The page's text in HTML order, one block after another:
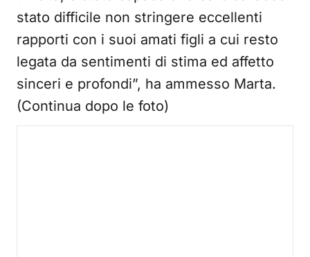
stato difficile non stringere eccellenti
rapporti con i suoi amati figli a cui resto
legata da sentimenti di stima ed affetto
sinceri e profondi”, ha ammesso Marta.
(Continua dopo le foto)